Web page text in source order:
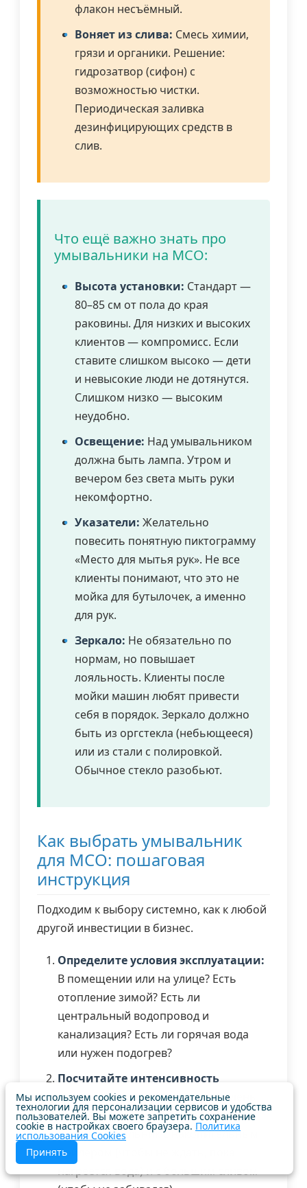
флакон несъёмный.
Воняет из слива: Смесь химии,
грязи и органики. Решение:
гидрозатвор (сифон) с
возможностью чистки.
Периодическая заливка
дезинфицирующих средств в
слив.
Что ещё важно знать про
умывальники на МСО:
Высота установки: Стандарт —
80–85 см от пола до края
раковины. Для низких и высоких
клиентов — компромисс. Если
ставите слишком высоко — дети
и невысокие люди не дотянутся.
Слишком низко — высоким
неудобно.
Освещение: Над умывальником
должна быть лампа. Утром и
вечером без света мыть руки
некомфортно.
Указатели: Желательно
повесить понятную пиктограмму
«Место для мытья рук». Не все
клиенты понимают, что это не
мойка для бутылочек, а именно
для рук.
Зеркало: Не обязательно по
нормам, но повышает
лояльность. Клиенты после
мойки машин любят привести
себя в порядок. Зеркало должно
быть из оргстекла (небьющееся)
или из стали с полировкой.
Обычное стекло разобьют.
Как выбрать умывальник
для МСО: пошаговая
инструкция
Подходим к выбору системно, как к любой
другой инвестиции в бизнес.
Определите условия эксплуатации:
В помещении или на улице? Есть
отопление зимой? Есть ли
центральный водопровод и
канализация? Есть ли горячая вода
или нужен подогрев?
Посчитайте интенсивность
использования:10 клиентов в день
или 100? Для высокой проходимости
нужен умывальник с накопительным
бойлером (чтобы не ждать, пока
нагреется вода) и с большим сливом
Мы используем cookies и рекомендательные
технологии для персонализации сервисов и удобства
пользователей. Вы можете запретить сохранение
cookie в настройках своего браузера. Политика
использования Cookies
Принять